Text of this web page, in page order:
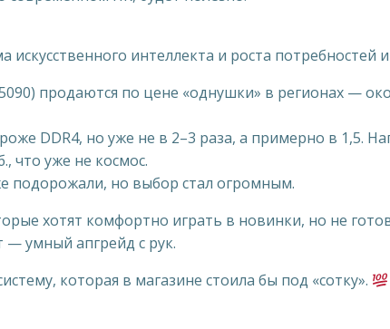
интеллекта и роста потребностей
продаются по цене «однушки» в регионах —
DDR4, но уже не в 2–3 раза, а примерно в 1,5.
что уже не космос.
подорожали, но выбор стал огромным.
хотят комфортно играть в новинки, но не
— умный апгрейд с рук.
которая в магазине стоила бы под «сотку».